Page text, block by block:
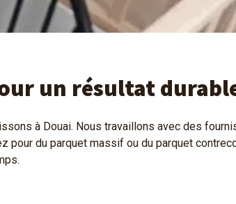
un résultat
à Douai. Nous travaillons avec des
du parquet massif ou du parquet